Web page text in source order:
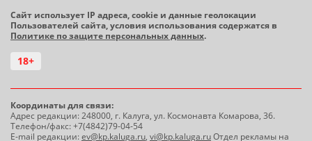
Сайт использует IP адреса, cookie и данные геолокации
Пользователей сайта, условия использования содержатся в
Политике по защите персональных данных.
18+
Координаты для связи:
Адрес редакции: 248000, г. Калуга, ул. Космонавта Комарова, 36.
Телефон/факс: +7(4842)79-04-54
E-mail редакции:ev@kp.kaluga.ru, vi@kp.kaluga.ruОтдел рекламы на